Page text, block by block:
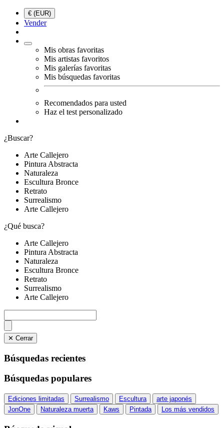
€ (EUR)
Vender
Mis obras favoritas
Mis artistas favoritos
Mis galerías favoritas
Mis búsquedas favoritas
Recomendados para usted
Haz el test personalizado
¿Buscar?
Arte Callejero
Pintura Abstracta
Naturaleza
Escultura Bronce
Retrato
Surrealismo
Arte Callejero
¿Qué busca?
Arte Callejero
Pintura Abstracta
Naturaleza
Escultura Bronce
Retrato
Surrealismo
Arte Callejero
✕ Cerrar
Búsquedas recientes
Búsquedas populares
Ediciones limitadas Surrealismo Escultura
arte japonés
JonOne
Naturaleza muerta Kaws Pintada Los más vendidos